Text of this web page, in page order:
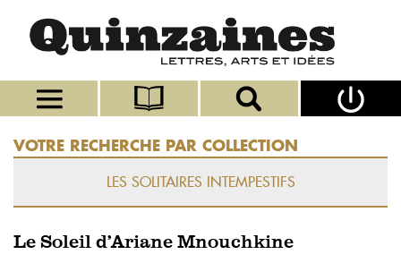
VOTRE RECHERCHE PAR COLLECTION
LES SOLITAIRES INTEMPESTIFS
Le Soleil d’Ariane Mnouchkine